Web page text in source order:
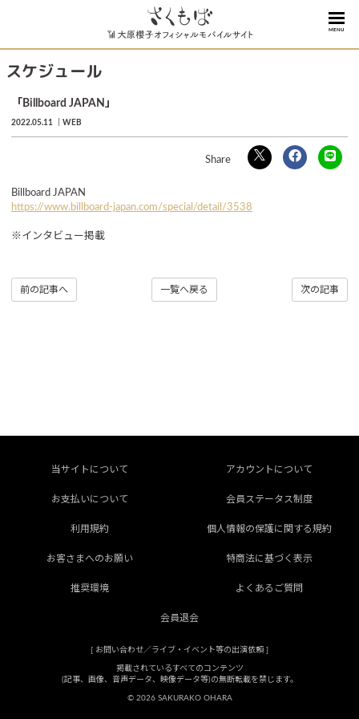
MENU
スケジュール
「Billboard JAPAN」
2022.05.11 WEB
Billboard JAPAN
https://www.billboard-japan.com/special/detail/3538
※インタビュー掲載
前の記事へ 一覧へ戻る 次の記事
当サイトについて アカウントについて
お支払いについて 会員ステータス制度
利用規約 個人情報の保護に関する規約
お客さまへのお願い 特商法に基づく表示
推奨環境 よくあるご質問
会員退会
[ お問い合わせ／ライブ・イベント等の出演依頼 ]
掲載されているすべてのコンテンツ
(記事、画像、音声データ、映像データ等)の無断転載を禁じます。
© 2026 SAKURAKO OHARA